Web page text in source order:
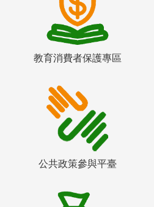
教育消費者保護專區
公共政策參與平臺